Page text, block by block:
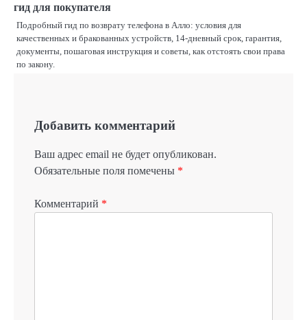
гид для покупателя
Подробный гид по возврату телефона в Алло: условия для
качественных и бракованных устройств, 14-дневный срок, гарантия,
документы, пошаговая инструкция и советы, как отстоять свои права
по закону.
Добавить комментарий
Ваш адрес email не будет опубликован.
Обязательные поля помечены *
Комментарий *